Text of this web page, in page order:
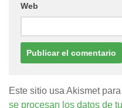
Web
Este sitio usa Akismet
se procesan los datos de